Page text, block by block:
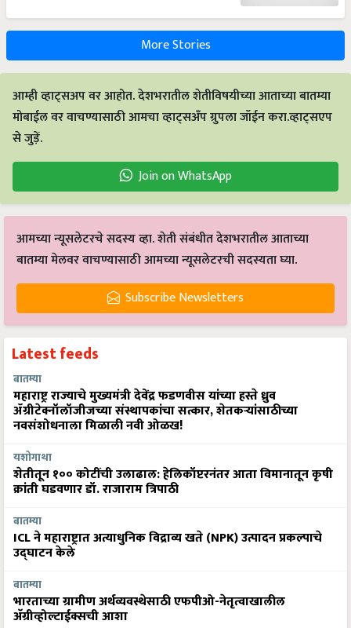
More Stories
आम्ही व्हाट्सअप वर आहोत. देशभरातील शेतीविषयीच्या आताच्या बातम्या
मोबाईल वर वाचण्यासाठी आमचा व्हाट्सअँप ग्रुपला जॉईन करा.व्हाट्सएप
से जुड़ें.
Join on WhatsApp
आमच्या न्यूसलेटरचे सदस्य व्हा. शेती संबंधीत देशभरातील आताच्या
बातम्या मेलवर वाचण्यासाठी आमच्या न्यूसलेटरची सदस्यता घ्या.
Subscribe Newsletters
Latest feeds
बातम्या
महाराष्ट्र राज्याचे मुख्यमंत्री देवेंद्र फडणवीस यांच्या हस्ते ध्रुव
ॲग्रीटेक्नॉलॉजीजच्या संस्थापकांचा सत्कार, शेतकऱ्यांसाठीच्या
नवसंशोधनाला मिळाली नवी ओळख!
यशोगाथा
शेतीतून १०० कोटींची उलाढाल: हेलिकॉप्टरनंतर आता विमानातून कृषी
क्रांती घडवणार डॉ. राजाराम त्रिपाठी
बातम्या
ICL ने महाराष्ट्रात अत्याधुनिक विद्राव्य खते (NPK) उत्पादन प्रकल्पाचे
उद्घाटन केले
बातम्या
भारताच्या ग्रामीण अर्थव्यवस्थेसाठी एफपीओ-नेतृत्वाखालील
अ‍ॅग्रीव्होल्टाईक्सची आशा